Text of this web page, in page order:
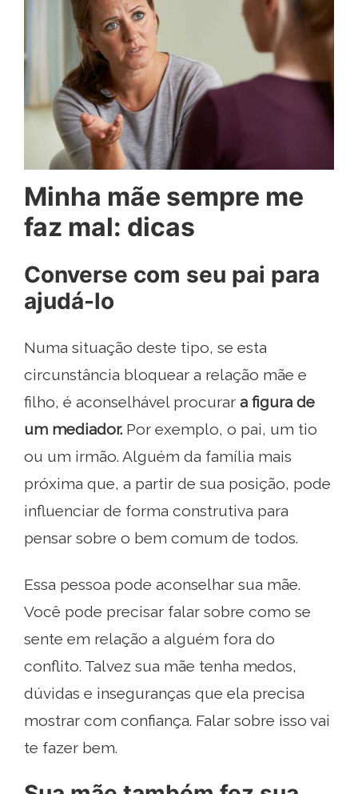
Minha mãe sempre me
faz mal: dicas
Converse com seu pai para
ajudá-lo
Numa situação deste tipo, se esta
circunstância bloquear a relação mãe e
filho, é aconselhável procurar a figura de
um mediador. Por exemplo, o pai, um tio
ou um irmão. Alguém da família mais
próxima que, a partir de sua posição, pode
influenciar de forma construtiva para
pensar sobre o bem comum de todos.
Essa pessoa pode aconselhar sua mãe.
Você pode precisar falar sobre como se
sente em relação a alguém fora do
conflito. Talvez sua mãe tenha medos,
dúvidas e inseguranças que ela precisa
mostrar com confiança. Falar sobre isso vai
te fazer bem.